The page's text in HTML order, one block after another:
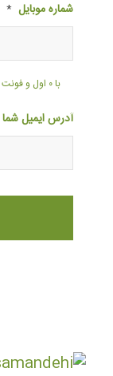
شماره موبایل *
با ۰ اول و فونت انگلیسی لطفا!
آدرس ایمیل شما